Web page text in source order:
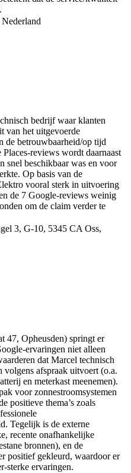
bedrijf waar klanten
van het uitgevoerde
de betrouwbaarheid/op tijd
reviews wordt daarnaast
snel beschikbaar was en voor
Op basis van de
vooral sterk in uitvoering
de 7 Google-reviews weinig
om de claim verder te
3, G-10, 5345 CA Oss,
47, Opheusden) springt er
ervaringen niet alleen
dat Marcel technisch
volgens afspraak uitvoert (o.a.
en meterkast meenemen).
voor zonnestroomsystemen
positieve thema’s zoals
Tegelijk is de externe
recente onafhankelijke
bronnen), en de
positief gekleurd, waardoor er
sterke ervaringen.